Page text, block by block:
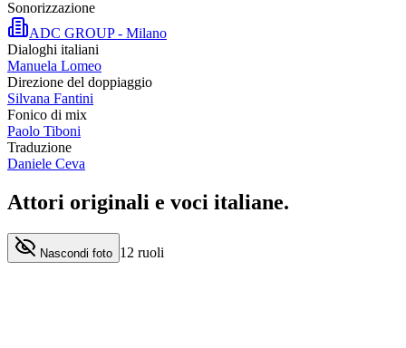
Sonorizzazione
ADC GROUP - Milano
Dialoghi italiani
Manuela Lomeo
Direzione del doppiaggio
Silvana Fantini
Fonico di mix
Paolo Tiboni
Traduzione
Daniele Ceva
Attori originali e voci italiane.
Nascondi foto 12 ruoli